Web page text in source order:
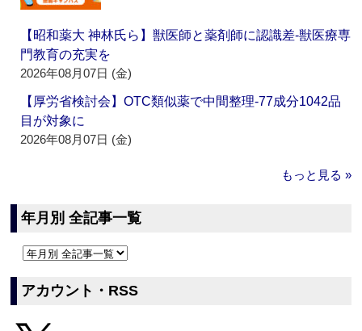
【昭和薬大 神林氏ら】獣医師と薬剤師に認識差‐獣医療専
門教育の充実を
2026年08月07日 (金)
【厚労省検討会】OTC類似薬で中間整理‐77成分1042品
目が対象に
2026年08月07日 (金)
もっと見る »
年月別 全記事一覧
アカウント・RSS